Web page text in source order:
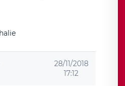
28/11/2018
17:12